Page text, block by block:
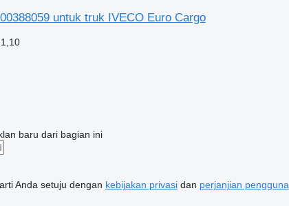
untuk truk IVECO Euro Cargo
baru dari bagian ini
Anda setuju dengan kebijakan privasidan perjanjian pengguna